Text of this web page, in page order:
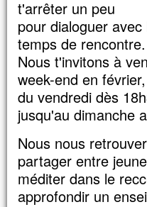
t'arrêter un peu
pour dialoguer
temps de rencontre.
Nous t'invitons à
week-end en février,
du vendredi dès
jusqu'au dimanche
Nous nous
partager entre
méditer dans le
approfondir un